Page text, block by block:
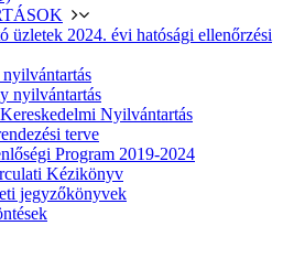
üzletek 2024. évi hatósági ellenőrzési
nyilvántartás
Nyilvántartás
terve
Program 2019-2024
Kézikönyv
jegyzőkönyvek